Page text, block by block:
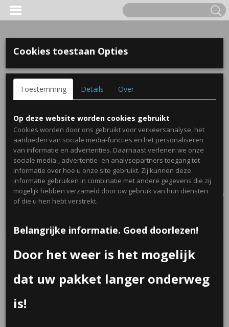
Inloggen Registreren
UW WINKELWAGEN
Geen producten
(0)
Cookies toestaan Opties
Toestemming Details Over
Op deze website worden cookies gebruikt
Cookies worden door ons gebruikt voor verkeersanalyse, het
aanbieden van sociale media-functies en het personaliseren
van informatie en advertenties. Daarnaast verlenen we onze
sociale media-, advertentie- en analysepartners toegang tot
informatie over hoe u onze site gebruikt. Zij kunnen deze
informatie gebruiken in combinatie met andere gegevens die zij
mogelijk hebben verzameld door uw gebruik van hun diensten
of die u hen hebt verstrekt.
Belangrijke informatie. Goed doorlezen!
Door het weer is het mogelijk
dat uw pakket langer onderweg
is!